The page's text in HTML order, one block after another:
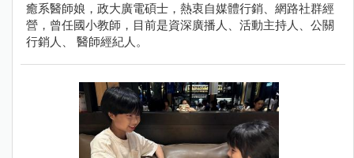
癒系醫師娘，政大廣電碩士，熱衷自媒體行銷、網路社群經
營，曾任國小教師，目前是資深廣播人、活動主持人、公關
行銷人、 醫師經紀人。